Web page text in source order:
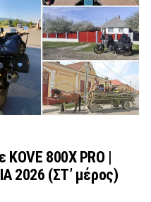
800X PRO |
2026 (ΣΤ’ μέρος)